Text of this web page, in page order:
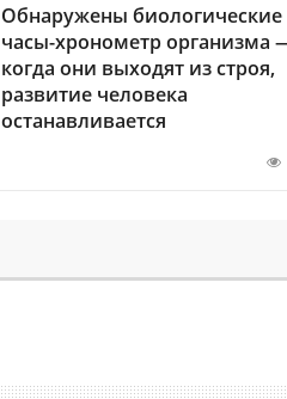
Обнаружены биологические
часы-хронометр организма
когда они выходят из строя,
развитие человека
останавливается